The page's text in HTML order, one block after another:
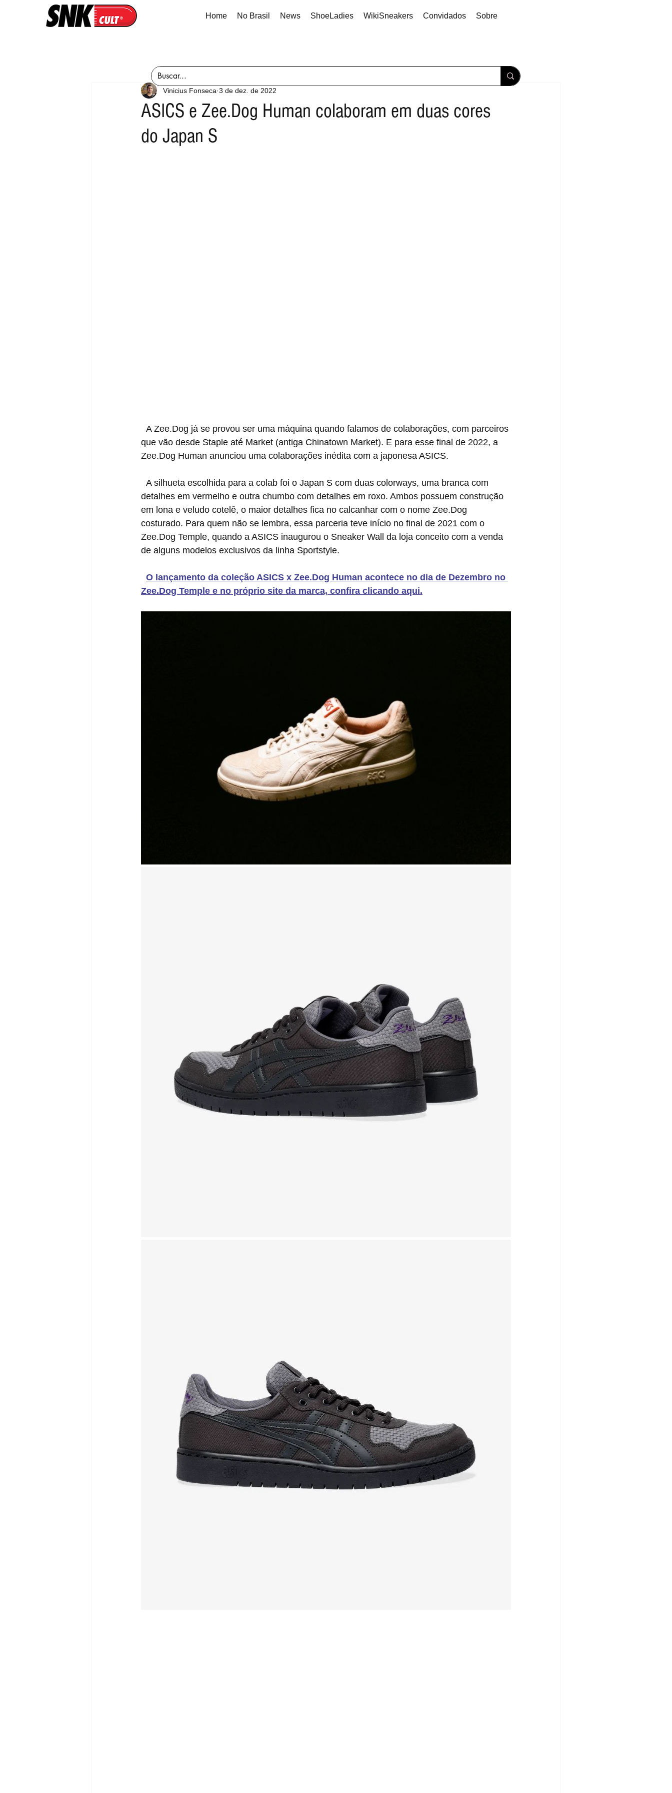
Home No Brasil News ShoeLadies WikiSneakers Convidados Sobre
ASICS e Zee.Dog Human colaboram em duas cores
do Japan S
Vinicius Fonseca 3 de dez. de 2022
que vão desde Staple até Market (antiga Chinatown Market). E para esse final de 2022, a
Zee.Dog Human anunciou uma colaborações inédita com a japonesa ASICS.
detalhes em vermelho e outra chumbo com detalhes em roxo. Ambos possuem construção
em lona e veludo cotelê, o maior detalhes fica no calcanhar com o nome Zee.Dog
costurado. Para quem não se lembra, essa parceria teve início no final de 2021 com o
Zee.Dog Temple, quando a ASICS inaugurou o Sneaker Wall da loja conceito com a venda
de alguns modelos exclusivos da linha Sportstyle.
O lançamento da coleção ASICS x Zee.Dog Human acontece no dia de Dezembro no
Zee.Dog Temple e no próprio site da marca, confira clicando aqui.